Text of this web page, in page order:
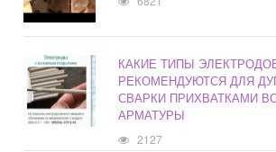
КАКИЕ ТИПЫ
РЕКОМЕНДУЮТСЯ ДЛЯ
СВАРКИ ПРИХВАТКАМИ
АРМАТУРЫ
2127